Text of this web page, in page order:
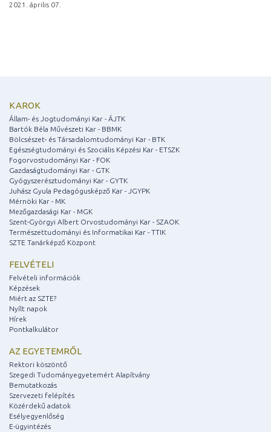
2021. április 07.
KAROK
Állam- és Jogtudományi Kar - ÁJTK
Bartók Béla Művészeti Kar - BBMK
Bölcsészet- és Társadalomtudományi Kar - BTK
Egészségtudományi és Szociális Képzési Kar - ETSZK
Fogorvostudományi Kar - FOK
Gazdaságtudományi Kar - GTK
Gyógyszerésztudományi Kar - GYTK
Juhász Gyula Pedagógusképző Kar - JGYPK
Mérnöki Kar - MK
Mezőgazdasági Kar - MGK
Szent-Györgyi Albert Orvostudományi Kar - SZAOK
Természettudományi és Informatikai Kar - TTIK
SZTE Tanárképző Központ
FELVÉTELI
Felvételi információk
Képzések
Miért az SZTE?
Nyílt napok
Hírek
Pontkalkulátor
AZ EGYETEMRŐL
Rektori köszöntő
Szegedi Tudományegyetemért Alapítvány
Bemutatkozás
Szervezeti felépítés
Közérdekű adatok
Esélyegyenlőség
E-ügyintézés